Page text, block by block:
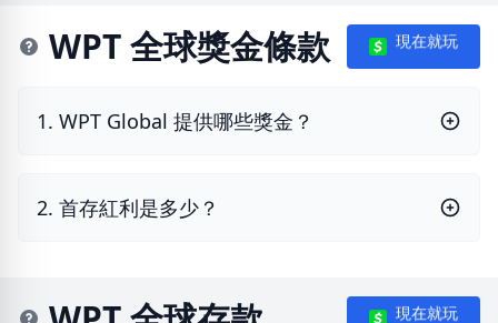
WPT 全球獎金條款 現在就玩
1. WPT Global 提供哪些獎金？
2. 首存紅利是多少？
現在就玩